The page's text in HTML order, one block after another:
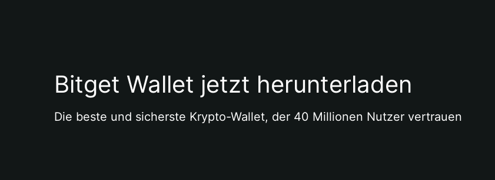
Bitget Wallet jetzt herunterladen
Die beste und sicherste Krypto-Wallet, der 40 Millionen Nutzer vertrauen